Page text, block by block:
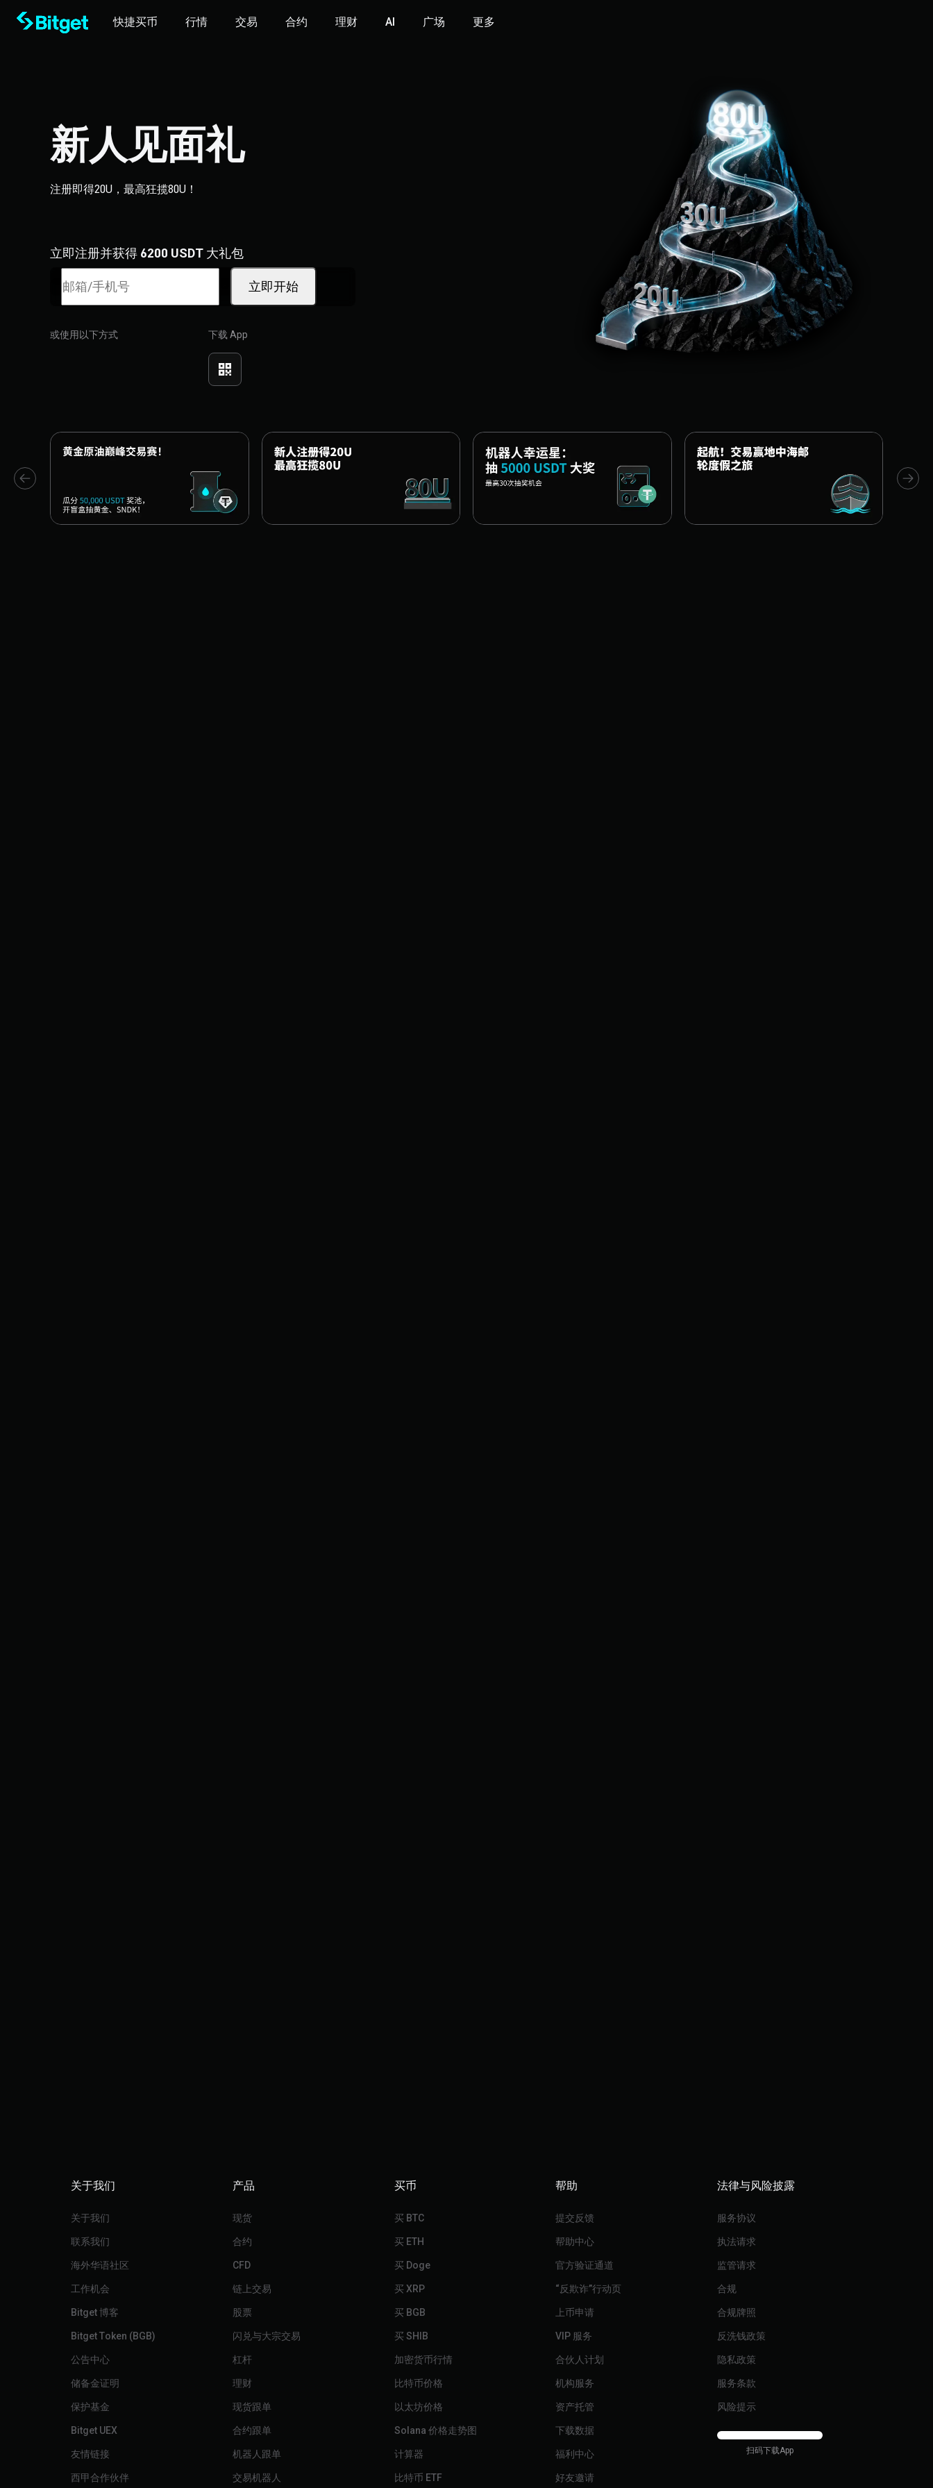
快捷买币 行情 交易 合约 理财 AI 广场 更多
新人见面礼
注册即得20U，最高狂揽80U！
立即注册并获得 6200 USDT 大礼包
立即开始
或使用以下方式 下载 App
关于我们
关于我们
联系我们
海外华语社区
工作机会
Bitget 博客
Bitget Token (BGB)
公告中心
储备金证明
保护基金
Bitget UEX
友情链接
西甲合作伙伴
产品
现货
合约
CFD
链上交易
股票
闪兑与大宗交易
杠杆
理财
现货跟单
合约跟单
机器人跟单
交易机器人
买币
买 BTC
买 ETH
买 Doge
买 XRP
买 BGB
买 SHIB
加密货币行情
比特币价格
以太坊价格
Solana 价格走势图
计算器
比特币 ETF
帮助
提交反馈
帮助中心
官方验证通道
“反欺诈”行动页
上币申请
VIP 服务
合伙人计划
机构服务
资产托管
下载数据
福利中心
好友邀请
法律与风险披露
服务协议
执法请求
监管请求
合规
合规牌照
反洗钱政策
隐私政策
服务条款
风险提示
扫码下载App